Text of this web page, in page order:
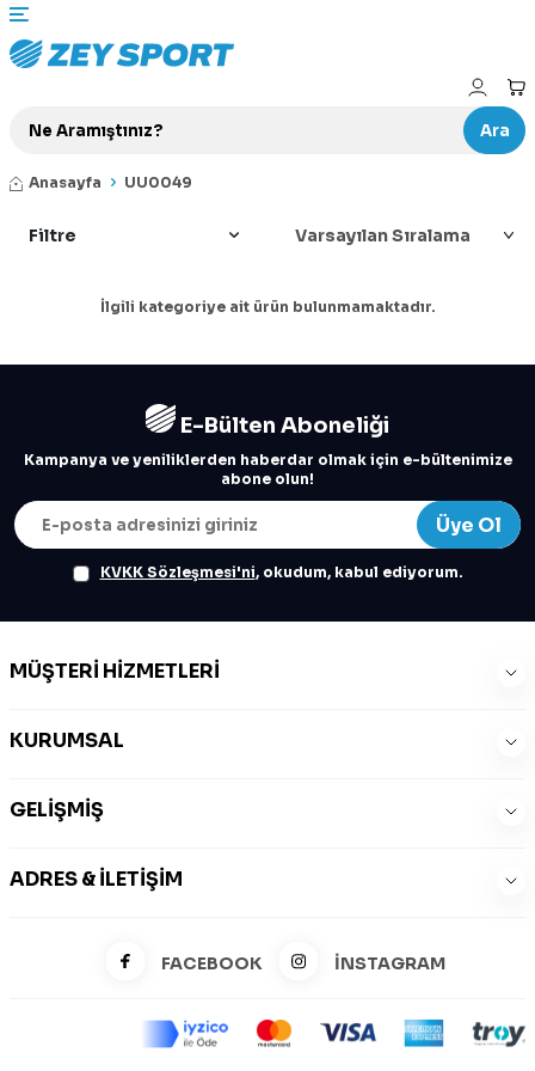
Ara
Anasayfa UU0049
Filtre
İlgili kategoriye ait ürün bulunmamaktadır.
E-Bülten Aboneliği
Kampanya ve yeniliklerden haberdar olmak için e-bültenimize
abone olun!
Üye Ol
KVKK Sözleşmesi'ni, okudum, kabul ediyorum.
MÜŞTERI HIZMETLERI
KURUMSAL
GELIŞMIŞ
ADRES & İLETIŞIM
FACEBOOK İNSTAGRAM